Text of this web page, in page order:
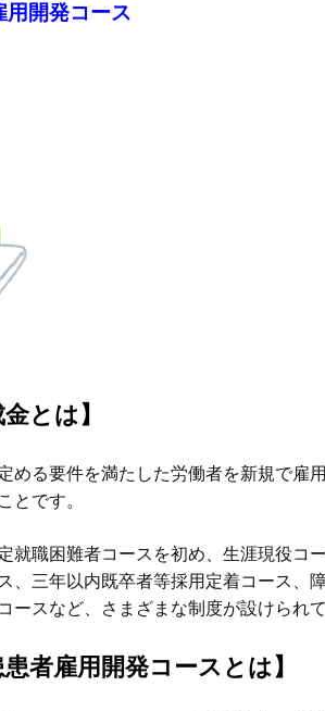
開発コース
とは】
める要件を満たした労働者を新規で雇
とです。
就職困難者コースを初め、生涯現役コ
、三年以内既卒者等採用定着コース、
ースなど、さまざまな制度が設けられて
者雇用開発コースとは】